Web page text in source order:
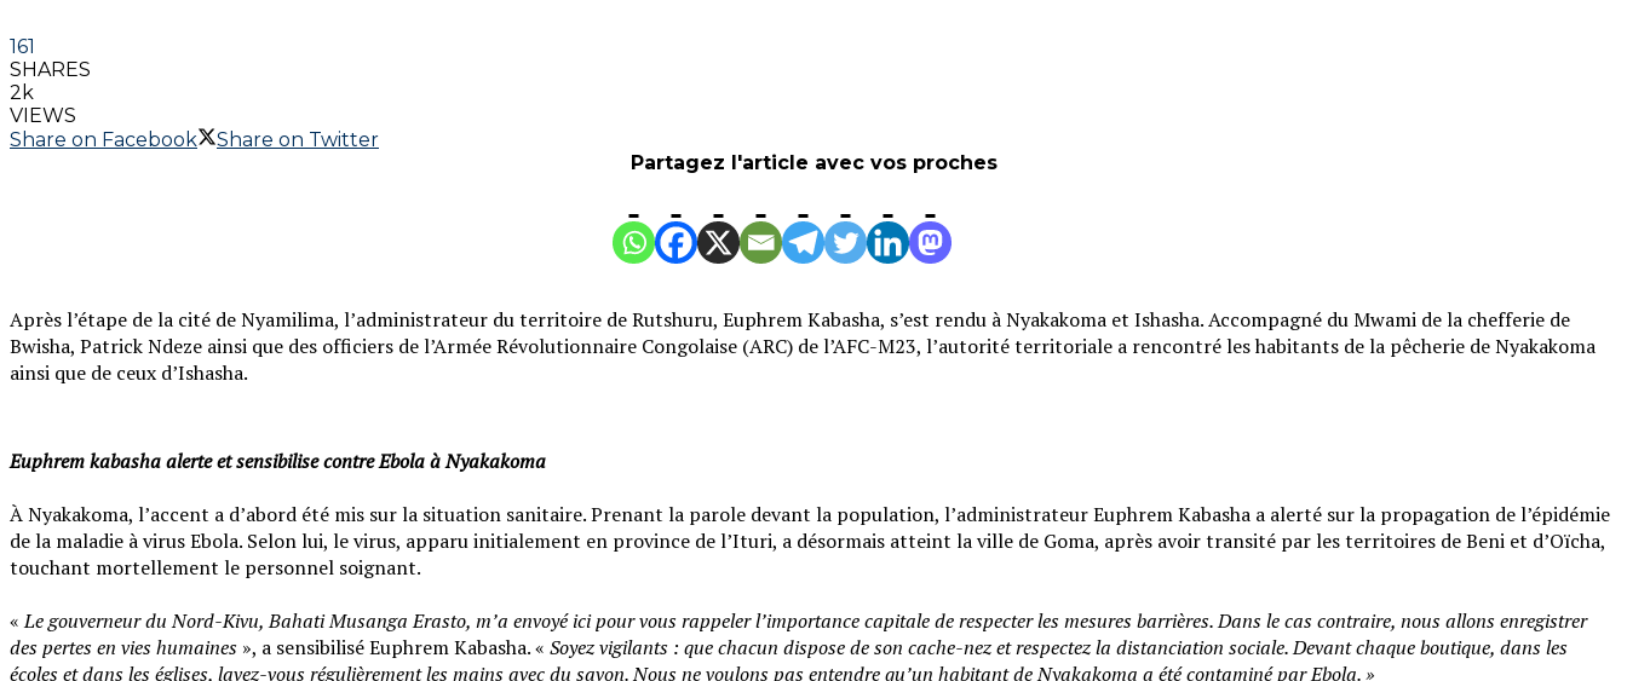
161
SHARES
2k
VIEWS
Share on Facebook
Share on Twitter
Partagez l'article avec vos proches
Après l’étape de la cité de Nyamilima, l’administrateur du territoire de Rutshuru, Euphrem Kabasha, s’est rendu à Nyakakoma et Ishasha. Accompagné du Mwami de la chefferie de
Bwisha, Patrick Ndeze ainsi que des officiers de l’Armée Révolutionnaire Congolaise (ARC) de l’AFC-M23, l’autorité territoriale a rencontré les habitants de la pêcherie de Nyakakoma
ainsi que de ceux d’Ishasha.
Euphrem kabasha alerte et sensibilise contre Ebola à Nyakakoma
‎À Nyakakoma, l’accent a d’abord été mis sur la situation sanitaire. Prenant la parole devant la population, l’administrateur Euphrem Kabasha a alerté sur la propagation de l’épidémie
de la maladie à virus Ebola. Selon lui, le virus, apparu initialement en province de l’Ituri, a désormais atteint la ville de Goma, après avoir transité par les territoires de Beni et d’Oïcha,
touchant mortellement le personnel soignant.
‎«Le gouverneur du Nord-Kivu, Bahati Musanga Erasto, m’a envoyé ici pour vous rappeler l’importance capitale de respecter les mesures barrières. Dans le cas contraire, nous allons enregistrer
des pertes en vies humaines », a sensibilisé Euphrem Kabasha. « Soyez vigilants : que chacun dispose de son cache-nez et respectez la distanciation sociale. Devant chaque boutique, dans les
écoles et dans les églises, lavez-vous régulièrement les mains avec du savon. Nous ne voulons pas entendre qu’un habitant de Nyakakoma a été contaminé par Ebola. »